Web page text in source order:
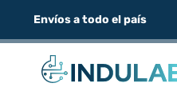
Envíos a todo el país